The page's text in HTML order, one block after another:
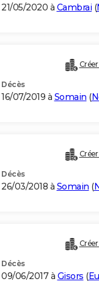
21/05/2020 à Cambrai (
Décès
16/07/2019 à Somain (
Décès
26/03/2018 à Somain (
Décès
09/06/2017 à Gisors (